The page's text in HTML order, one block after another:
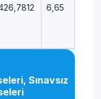
6,65
Sınavsız